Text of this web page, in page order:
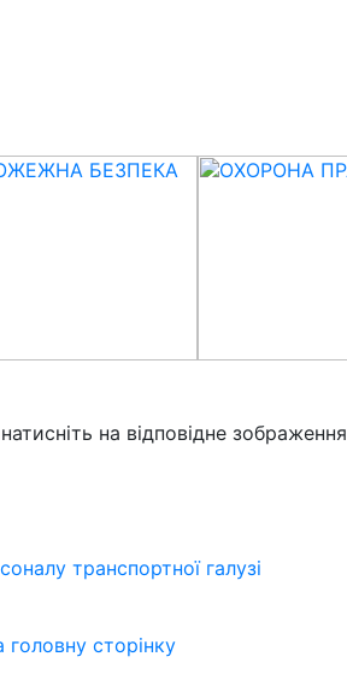
на відповідне
транспортної галузі
головну сторінку